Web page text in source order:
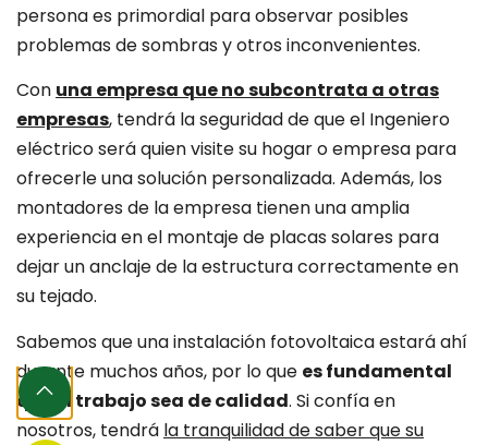
persona es primordial para observar posibles
problemas de sombras y otros inconvenientes.
Con una empresa que no subcontrata a otras
empresas, tendrá la seguridad de que el Ingeniero
eléctrico será quien visite su hogar o empresa para
ofrecerle una solución personalizada. Además, los
montadores de la empresa tienen una amplia
experiencia en el montaje de placas solares para
dejar un anclaje de la estructura correctamente en
su tejado.
Sabemos que una instalación fotovoltaica estará ahí
durante muchos años, por lo que es fundamental
que el trabajo sea de calidad. Si confía en
nosotros, tendrá la tranquilidad de saber que su